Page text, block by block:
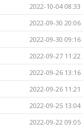
2022-10-04 08:33
2022-09-30 20:06
2022-09-30 09:16
2022-09-27 11:22
2022-09-26 13:16
2022-09-26 11:21
2022-09-25 13:04
2022-09-22 09:05